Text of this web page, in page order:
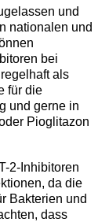
und
nationalen und
bei
als
für die
und gerne in
Pioglitazon
2-Inhibitoren
da die
Bakterien und
dass